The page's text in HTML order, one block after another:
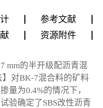
参考文献
资源附件
mm的半开级配沥青混
对BK-7混合料的矿料
量为0.4%的情况下，
验确定了SBS改性沥青